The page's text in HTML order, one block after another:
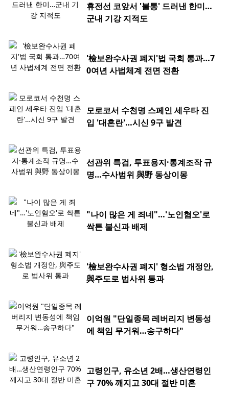
휴전선 코앞서 '불통' 드러낸 한미…
군내 기강 지적도
'檢보완수사권 폐지'법 국회 통과…7
0여년 사법체계 전면 전환
모로코서 수천명 스페인 세우타 진
입 '대혼란'…시신 9구 발견
선관위 특검, 투표용지·통계조작 규
명…수사범위 與野 동상이몽
"나이 많은 게 죄네"…'노인혐오'로
싹튼 불신과 배제
'檢보완수사권 폐지' 형소법 개정안,
與주도로 법사위 통과
이억원 "단일종목 레버리지 변동성
에 책임 무거워…송구하다"
고령인구, 유소년 2배…생산연령인
구 70% 깨지고 30대 절반 미혼